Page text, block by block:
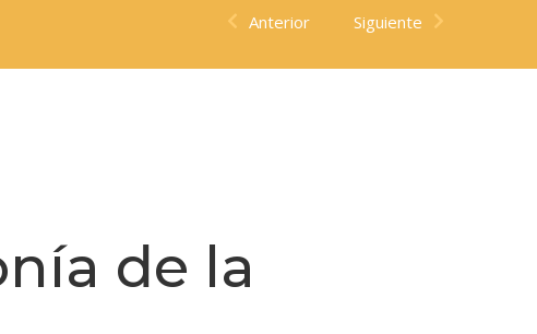
Anterior Siguiente
de la